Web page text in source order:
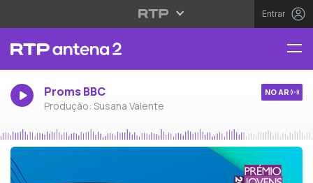
Entrar
Proms BBC
Produção: Susana Valente
NO AR